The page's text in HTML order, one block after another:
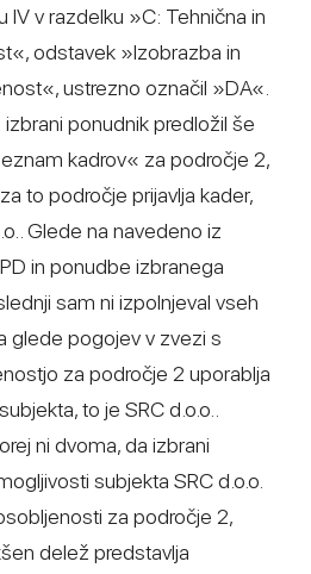
IV v razdelku »C: Tehnična in
odstavek »Izobrazba in
ustrezno označil »DA«.
ponudnik predložil še
kadrov« za področje 2,
to področje prijavlja kader,
Glede na navedeno iz
in ponudbe izbranega
sam ni izpolnjeval vseh
glede pogojev v zvezi s
za področje 2 uporablja
to je SRC d.o.o..
ni dvoma, da izbrani
subjekta SRC d.o.o.
za področje 2,
delež predstavlja